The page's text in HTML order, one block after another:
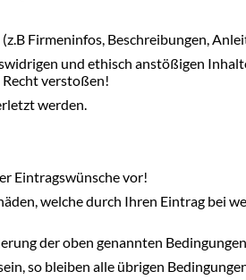
Firmeninfos, Beschreibungen,
und ethisch anstößigen
verstoßen!
werden.
Eintragswünsche vor!
welche durch Ihren Eintrag bei
der oben genannten
so bleiben alle übrigen